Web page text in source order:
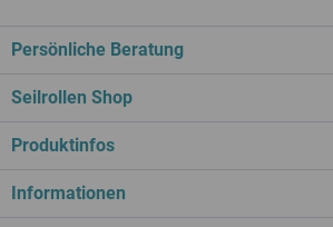
Persönliche Beratung
Seilrollen Shop
Produktinfos
Informationen